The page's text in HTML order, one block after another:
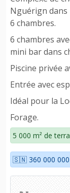
Nguérign dans
6 chambres.
6 chambres
mini bar dans
Piscine privée
Entrée avec
Idéal pour la
Forage.
5 000 m² de
🇸🇳 360 000 000